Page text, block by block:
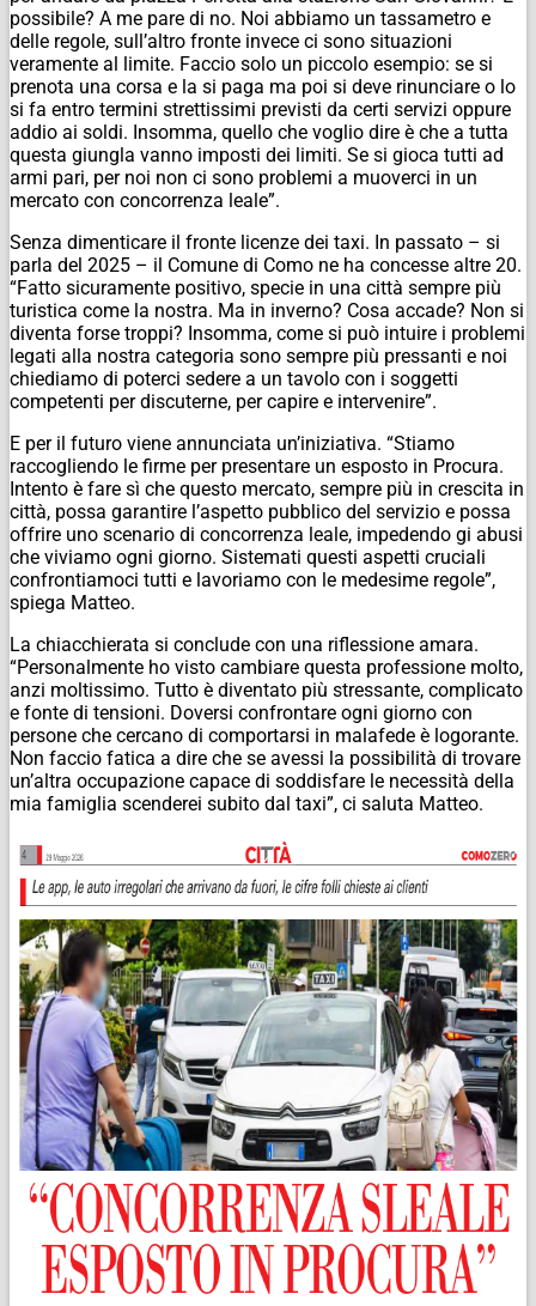
possibile? A me pare di no. Noi abbiamo un tassametro e
delle regole, sull’altro fronte invece ci sono situazioni
veramente al limite. Faccio solo un piccolo esempio: se si
prenota una corsa e la si paga ma poi si deve rinunciare o lo
si fa entro termini strettissimi previsti da certi servizi oppure
addio ai soldi. Insomma, quello che voglio dire è che a tutta
questa giungla vanno imposti dei limiti. Se si gioca tutti ad
armi pari, per noi non ci sono problemi a muoverci in un
mercato con concorrenza leale”.
Senza dimenticare il fronte licenze dei taxi. In passato – si
parla del 2025 – il Comune di Como ne ha concesse altre 20.
“Fatto sicuramente positivo, specie in una città sempre più
turistica come la nostra. Ma in inverno? Cosa accade? Non si
diventa forse troppi? Insomma, come si può intuire i problemi
legati alla nostra categoria sono sempre più pressanti e noi
chiediamo di poterci sedere a un tavolo con i soggetti
competenti per discuterne, per capire e intervenire”.
E per il futuro viene annunciata un’iniziativa. “Stiamo
raccogliendo le firme per presentare un esposto in Procura.
Intento è fare sì che questo mercato, sempre più in crescita in
città, possa garantire l’aspetto pubblico del servizio e possa
offrire uno scenario di concorrenza leale, impedendo gi abusi
che viviamo ogni giorno. Sistemati questi aspetti cruciali
confrontiamoci tutti e lavoriamo con le medesime regole”,
spiega Matteo.
La chiacchierata si conclude con una riflessione amara.
“Personalmente ho visto cambiare questa professione molto,
anzi moltissimo. Tutto è diventato più stressante, complicato
e fonte di tensioni. Doversi confrontare ogni giorno con
persone che cercano di comportarsi in malafede è logorante.
Non faccio fatica a dire che se avessi la possibilità di trovare
un’altra occupazione capace di soddisfare le necessità della
mia famiglia scenderei subito dal taxi”, ci saluta Matteo.